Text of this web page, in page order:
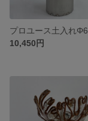
10,450円